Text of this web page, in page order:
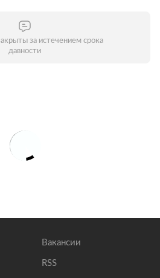
за истечением срока
давности
Вакансии
RSS